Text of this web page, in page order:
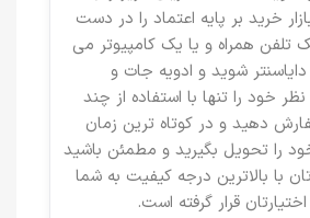
خرید بر پایه اعتماد را در دست
تلفن همراه و یا یک کامپیوتر می
شوید و ادویه جات و
خود را تنها با استفاده از چند
دهید و در کوتاه ترین زمان
را تحویل بگیرید و مطمئن باشید
با بالاترین درجه کیفیت به شما
قرار گرفته است.